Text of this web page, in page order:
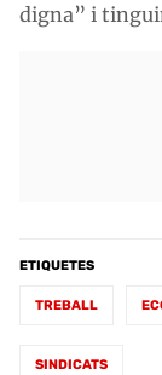
digna” i
ETIQUETES
TREBALL
SINDICATS